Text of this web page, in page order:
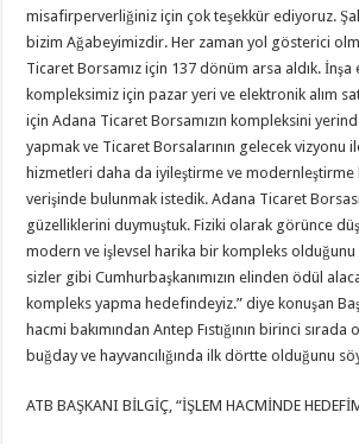
misafirperverliğiniz için çok teşekkür ediyoruz.
bizim Ağabeyimizdir. Her zaman yol gösterici
Ticaret Borsamız için 137 dönüm arsa aldık. İnşa
kompleksimiz için pazar yeri ve elektronik alım
için Adana Ticaret Borsamızın kompleksini
yapmak ve Ticaret Borsalarının gelecek vizyonu
hizmetleri daha da iyileştirme ve modernleştirme
verişinde bulunmak istedik. Adana Ticaret
güzelliklerini duymuştuk. Fiziki olarak görünce
modern ve işlevsel harika bir kompleks
sizler gibi Cumhurbaşkanımızın elinden ödül
kompleks yapma hedefindeyiz.” diye konuşan
hacmi bakımından Antep Fıstığının birinci
buğday ve hayvancılığında ilk dörtte olduğunu
ATB BAŞKANI BİLGİÇ, “İŞLEM HACMİNDE